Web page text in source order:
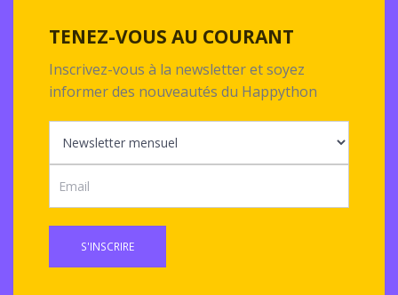
TENEZ-VOUS AU COURANT
Inscrivez-vous à la newsletter et soyez
informer des nouveautés du Happython
S'INSCRIRE